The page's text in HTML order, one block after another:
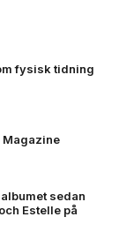
fysisk tidning
Magazine
sedan
Estelle på